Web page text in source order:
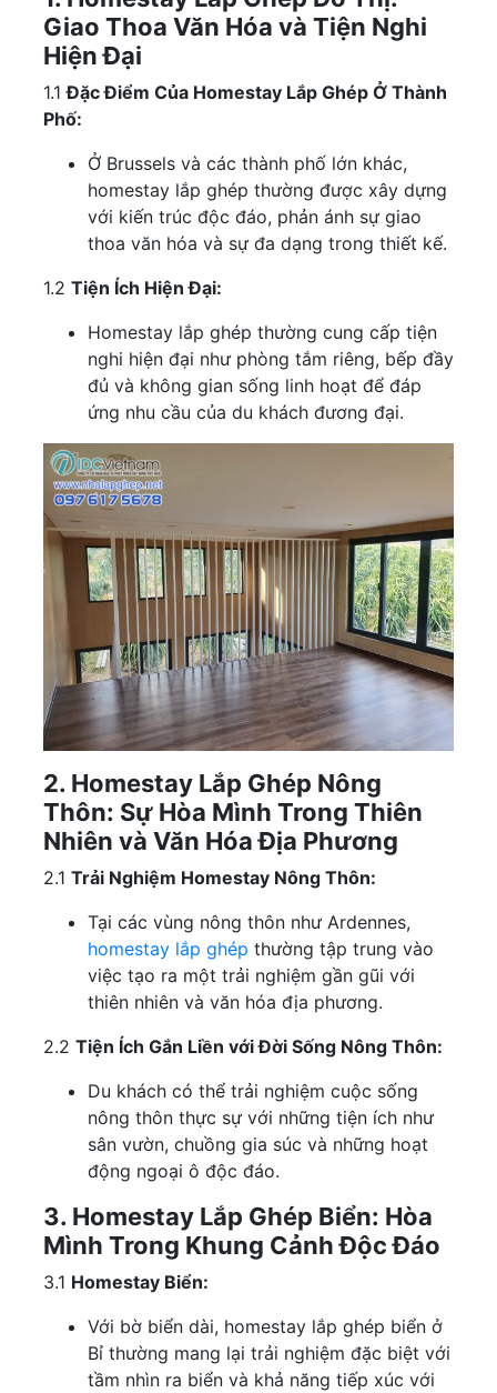
Giao Thoa Văn Hóa và Tiện Nghi
Hiện Đại
1.1Đặc Điểm Của Homestay Lắp Ghép Ở Thành
Phố:
Ở Brussels và các thành phố lớn khác,
homestay lắp ghép thường được xây dựng
với kiến trúc độc đáo, phản ánh sự giao
thoa văn hóa và sự đa dạng trong thiết kế.
1.2 Tiện Ích Hiện Đại:
Homestay lắp ghép thường cung cấp tiện
nghi hiện đại như phòng tắm riêng, bếp đầy
đủ và không gian sống linh hoạt để đáp
ứng nhu cầu của du khách đương đại.
2. Homestay Lắp Ghép Nông
Thôn: Sự Hòa Mình Trong Thiên
Nhiên và Văn Hóa Địa Phương
2.1 Trải Nghiệm Homestay Nông Thôn:
Tại các vùng nông thôn như Ardennes,
homestay lắp ghép thường tập trung vào
việc tạo ra một trải nghiệm gần gũi với
thiên nhiên và văn hóa địa phương.
2.2 Tiện Ích Gắn Liền với Đời Sống Nông Thôn:
Du khách có thể trải nghiệm cuộc sống
nông thôn thực sự với những tiện ích như
sân vườn, chuồng gia súc và những hoạt
động ngoại ô độc đáo.
3. Homestay Lắp Ghép Biển: Hòa
Mình Trong Khung Cảnh Độc Đáo
3.1 Homestay Biển:
Với bờ biển dài, homestay lắp ghép biển ở
Bỉ thường mang lại trải nghiệm đặc biệt với
tầm nhìn ra biển và khả năng tiếp xúc với